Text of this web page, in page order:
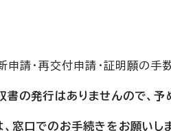
申請・再交付申請・証明願の手
の発行はありませんので、予
窓口でのお手続きをお願いしま